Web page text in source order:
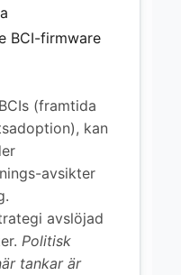
BCI-firmware
(framtida
kan
avsikter
avslöjad
Politisk
tankar är